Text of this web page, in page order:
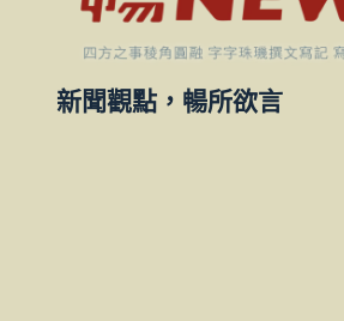
新聞觀點，暢所欲言